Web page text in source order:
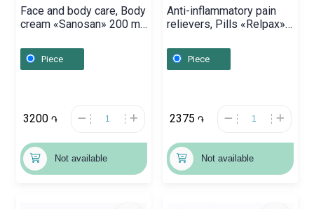
Face and body care, Body
cream «Sanosan» 200 ml,
Piece
3200 ֏
Not available
Anti-inflammatory pain
relievers, Pills «Relpax»
Piece
2375 ֏
Not available